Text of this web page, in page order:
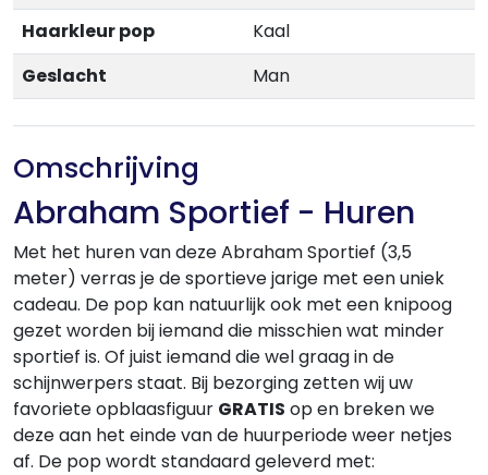
Haarkleur pop
Kaal
Geslacht
Man
Omschrijving
Abraham Sportief - Huren
Met het huren van deze Abraham Sportief (3,5
meter) verras je de sportieve jarige met een uniek
cadeau. De pop kan natuurlijk ook met een knipoog
gezet worden bij iemand die misschien wat minder
sportief is. Of juist iemand die wel graag in de
schijnwerpers staat. Bij bezorging zetten wij uw
favoriete opblaasfiguur GRATIS op en breken we
deze aan het einde van de huurperiode weer netjes
af. De pop wordt standaard geleverd met: